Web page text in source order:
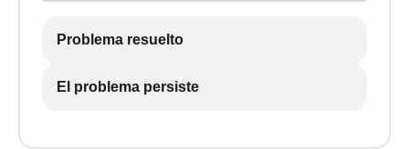
Problema resuelto
El problema persiste